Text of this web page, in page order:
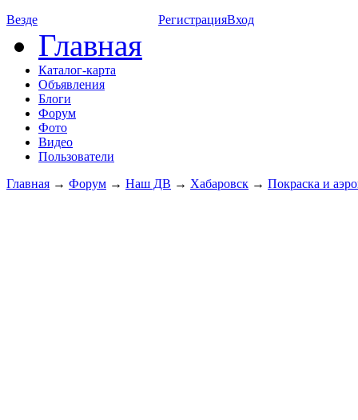
Везде РегистрацияВход
Главная
Каталог-карта
Объявления
Блоги
Форум
Фото
Видео
Пользователи
Главная → Форум → Наш ДВ → Хабаровск → Покраска и